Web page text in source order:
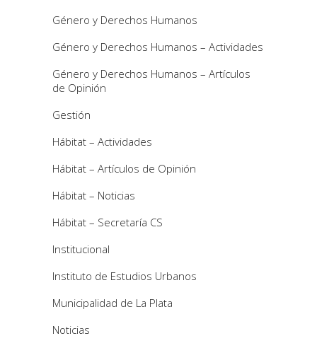
Género y Derechos Humanos
Género y Derechos Humanos – Actividades
Género y Derechos Humanos – Artículos
de Opinión
Gestión
Hábitat – Actividades
Hábitat – Artículos de Opinión
Hábitat – Noticias
Hábitat – Secretaría CS
Institucional
Instituto de Estudios Urbanos
Municipalidad de La Plata
Noticias